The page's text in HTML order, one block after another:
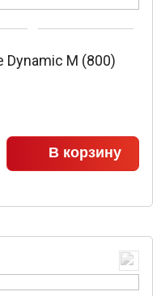
M (800)
В корзину